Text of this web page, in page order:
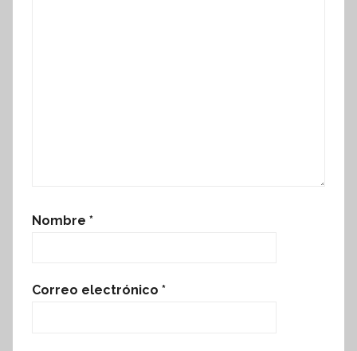
Nombre *
Correo electrónico *